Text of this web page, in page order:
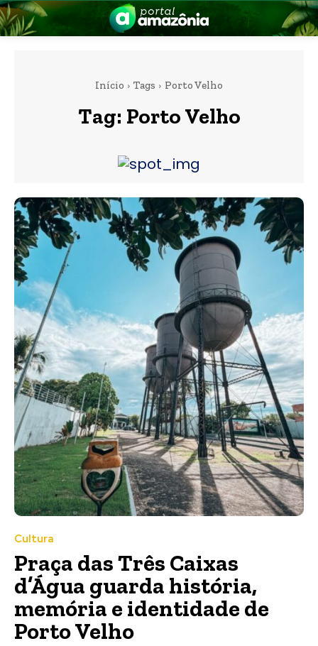
Início Tags Porto Velho
Tag: Porto Velho
Cultura
Praça das Três Caixas
d’Água guarda história,
memória e identidade de
Porto Velho